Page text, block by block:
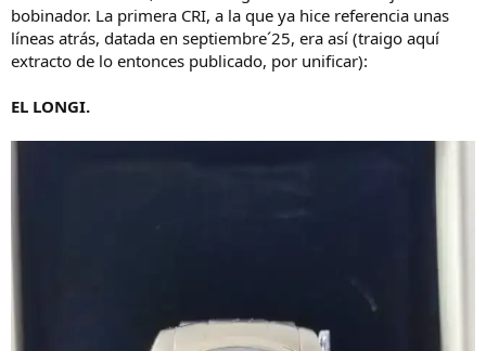
bobinador. La primera CRI, a la que ya hice referencia unas
líneas atrás, datada en septiembre´25, era así (traigo aquí
extracto de lo entonces publicado, por unificar):
EL LONGI.